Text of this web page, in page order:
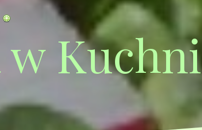
Kuchni